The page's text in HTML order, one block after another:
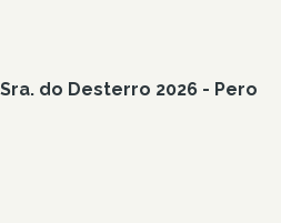
do Desterro 2026 - Pero